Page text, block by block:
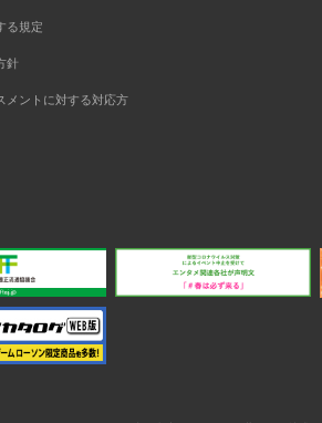
る規定
針
メントに対する対応方